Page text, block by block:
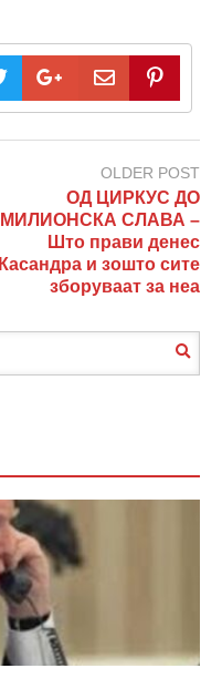
OLDER POST
ОД ЦИРКУС ДО
МИЛИОНСКА СЛАВА –
Што прави денес
Касандра и зошто сите
зборуваат за неа